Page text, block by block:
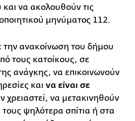
να ακολουθούν τις
μηνύματος 112.
ανακοίνωση του δήμου
τους κατοίκους, σε
ανάγκης, να επικοινωνούν
και να είναι σε
χρειαστεί, να μετακινηθούν
ψηλότερα σπίτια ή στα